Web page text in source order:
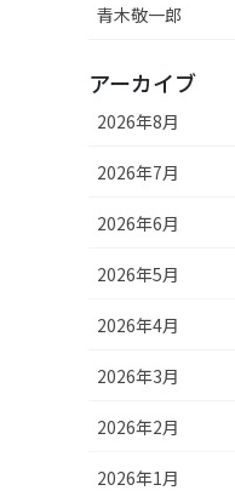
青木敬一郎
アーカイブ
2026年8月
2026年7月
2026年6月
2026年5月
2026年4月
2026年3月
2026年2月
2026年1月